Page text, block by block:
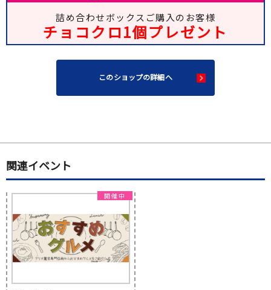
詰め合わせボックスご購入のお客様
チョコクロ1個プレゼント
このショップの詳細へ
関連イベント